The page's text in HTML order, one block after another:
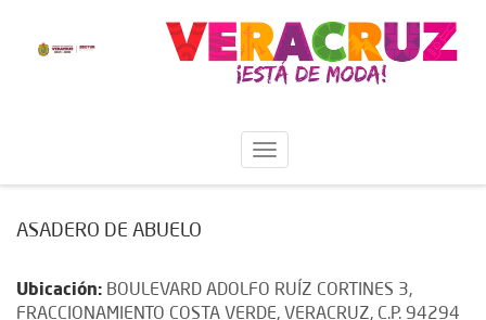
ASADERO DE ABUELO
Ubicación: BOULEVARD ADOLFO RUÍZ CORTINES 3,
FRACCIONAMIENTO COSTA VERDE, VERACRUZ, C.P. 94294